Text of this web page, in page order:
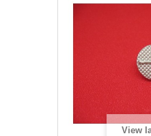
View